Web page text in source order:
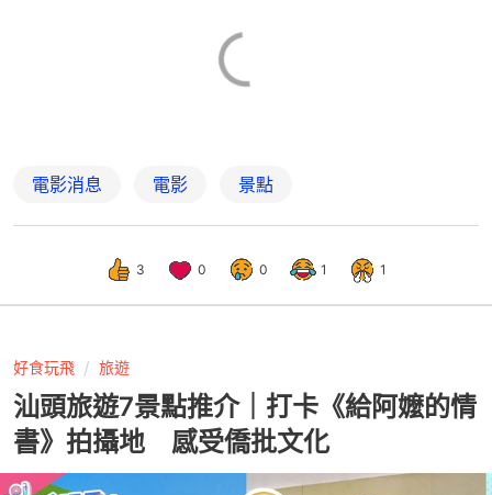
電影消息 電影 景點
3 0 0 1 1
好食玩飛 旅遊
汕頭旅遊7景點推介｜打卡《給阿嬤的情
書》拍攝地 感受僑批文化